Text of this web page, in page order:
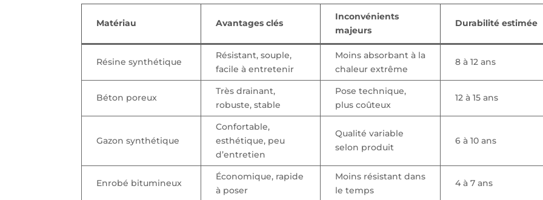
Matériau Avantages clés
Inconvénients
majeurs
Durabilité estimée
Résine synthétique
Résistant, souple,
facile à entretenir
Moins absorbant à la
chaleur extrême
8 à 12 ans
Béton poreux
Très drainant,
robuste, stable
Pose technique,
plus coûteux
12 à 15 ans
Gazon synthétique
Confortable,
esthétique, peu
d’entretien
Qualité variable
selon produit
6 à 10 ans
Enrobé bitumineux
Économique, rapide
à poser
Moins résistant dans
le temps
4 à 7 ans